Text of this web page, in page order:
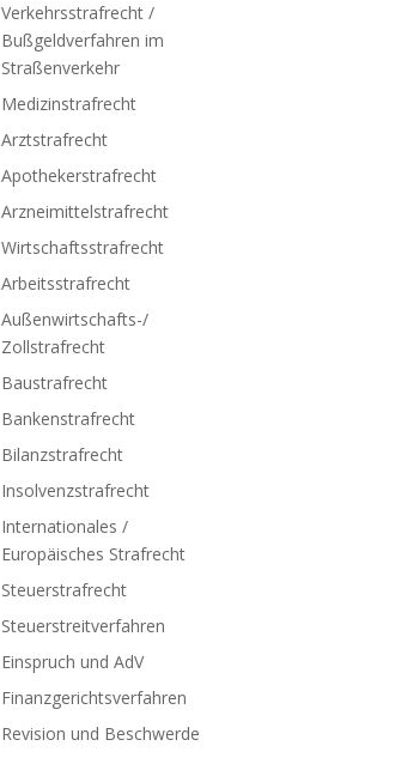
Verkehrsstrafrecht /
Bußgeldverfahren im
Straßenverkehr
Medizinstrafrecht
Arztstrafrecht
Apothekerstrafrecht
Arzneimittelstrafrecht
Wirtschaftsstrafrecht
Arbeitsstrafrecht
Außenwirtschafts-/
Zollstrafrecht
Baustrafrecht
Bankenstrafrecht
Bilanzstrafrecht
Insolvenzstrafrecht
Internationales /
Europäisches Strafrecht
Steuerstrafrecht
Steuerstreitverfahren
Einspruch und AdV
Finanzgerichtsverfahren
Revision und Beschwerde